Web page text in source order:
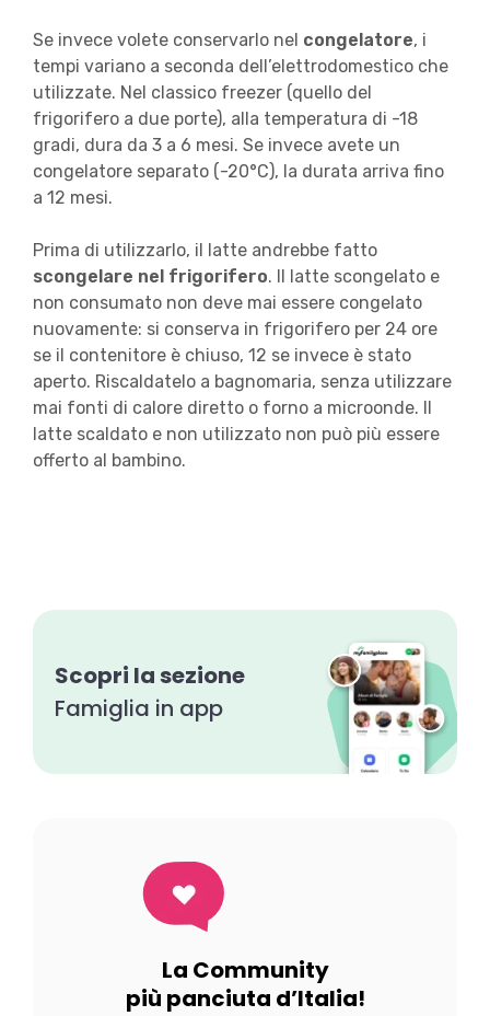
Se invece volete conservarlo nel congelatore, i
tempi variano a seconda dell’elettrodomestico che
utilizzate. Nel classico freezer (quello del
frigorifero a due porte), alla temperatura di -18
gradi, dura da 3 a 6 mesi. Se invece avete un
congelatore separato (-20°C), la durata arriva fino
a 12 mesi.
Prima di utilizzarlo, il latte andrebbe fatto
scongelare nel frigorifero. Il latte scongelato e
non consumato non deve mai essere congelato
nuovamente: si conserva in frigorifero per 24 ore
se il contenitore è chiuso, 12 se invece è stato
aperto. Riscaldatelo a bagnomaria, senza utilizzare
mai fonti di calore diretto o forno a microonde. Il
latte scaldato e non utilizzato non può più essere
offerto al bambino.
Scopri la sezione
Famiglia in app
La Community
più panciuta d’Italia!